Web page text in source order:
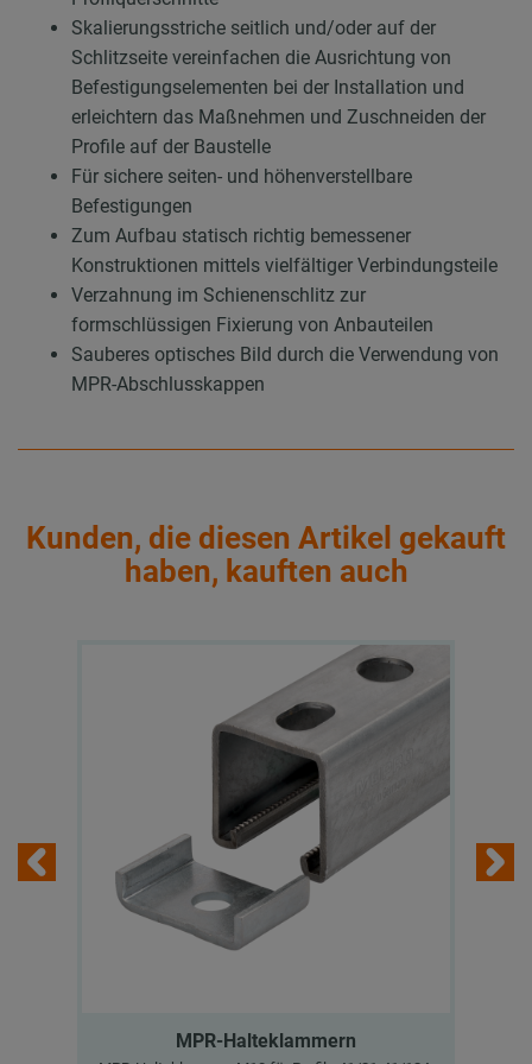
Skalierungsstriche seitlich und/oder auf der
Schlitzseite vereinfachen die Ausrichtung von
Befestigungselementen bei der Installation und
erleichtern das Maßnehmen und Zuschneiden der
Profile auf der Baustelle
Für sichere seiten- und höhenverstellbare
Befestigungen
Zum Aufbau statisch richtig bemessener
Konstruktionen mittels vielfältiger Verbindungsteile
Verzahnung im Schienenschlitz zur
formschlüssigen Fixierung von Anbauteilen
Sauberes optisches Bild durch die Verwendung von
MPR-Abschlusskappen
Kunden, die diesen Artikel gekauft
haben, kauften auch
MPR-Halteklammern